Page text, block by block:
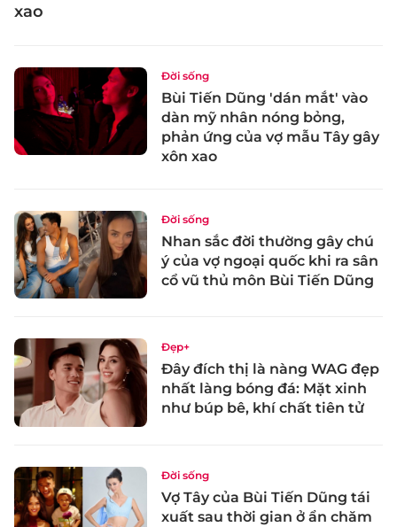
xao
Đời sống
Bùi Tiến Dũng 'dán mắt' vào
dàn mỹ nhân nóng bỏng,
phản ứng của vợ mẫu Tây gây
xôn xao
Đời sống
Nhan sắc đời thường gây chú
ý của vợ ngoại quốc khi ra sân
cổ vũ thủ môn Bùi Tiến Dũng
Đẹp+
Đây đích thị là nàng WAG đẹp
nhất làng bóng đá: Mặt xinh
như búp bê, khí chất tiên tử
Đời sống
Vợ Tây của Bùi Tiến Dũng tái
xuất sau thời gian ở ẩn chăm